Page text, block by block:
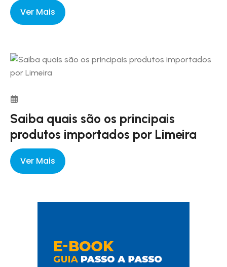
Ver Mais
Saiba quais são os principais
produtos importados por Limeira
Ver Mais